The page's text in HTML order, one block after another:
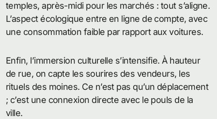
temples, après-midi pour les marchés : tout s’aligne.
L’aspect écologique entre en ligne de compte, avec
une consommation faible par rapport aux voitures.
Enfin, l’immersion culturelle s’intensifie. À hauteur
de rue, on capte les sourires des vendeurs, les
rituels des moines. Ce n’est pas qu’un déplacement
; c’est une connexion directe avec le pouls de la
ville.